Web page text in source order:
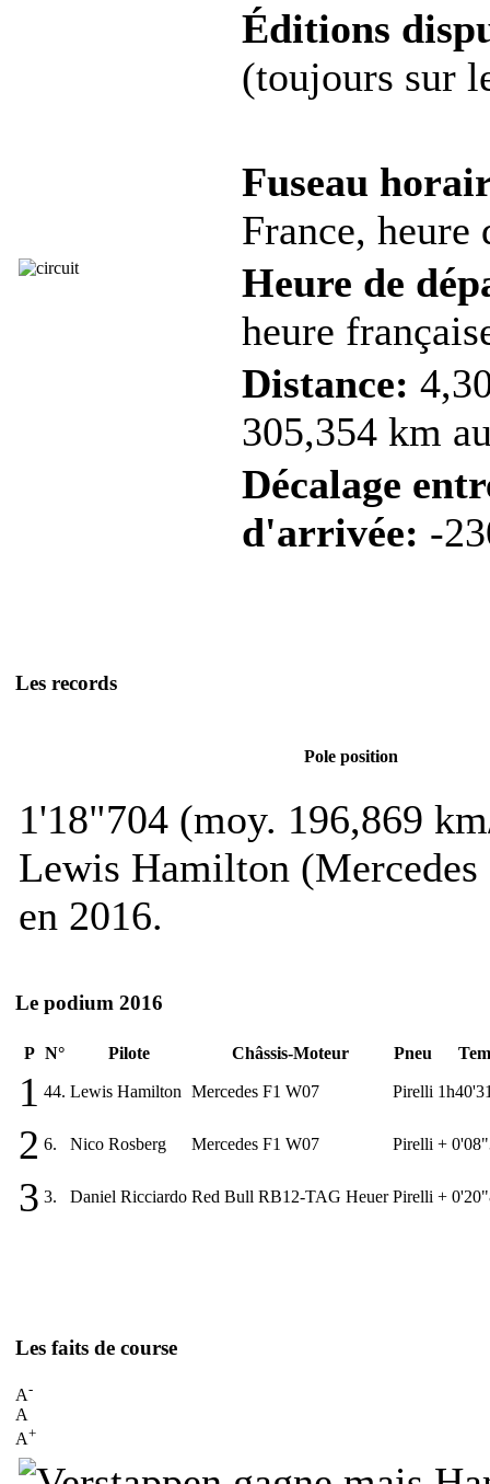
Éditions
(toujours sur
Fuseau
France, heure
Heure de
heure
Distance:
305,354 km
Décalage
d'arrivée: -
Les records
Pole position
1'18"704 (moy. 196,869
Lewis Hamilton (Mercedes
en 2016.
Le podium 2016
P N° Pilote Châssis-Moteur Pneu
1 44. Lewis Hamilton Mercedes F1 W07 Pirelli
2 6. Nico Rosberg Mercedes F1 W07 Pirelli +
3 3. Daniel Ricciardo Red Bull RB12-TAG Heuer Pirelli +
Les faits de course
A-
A
A+